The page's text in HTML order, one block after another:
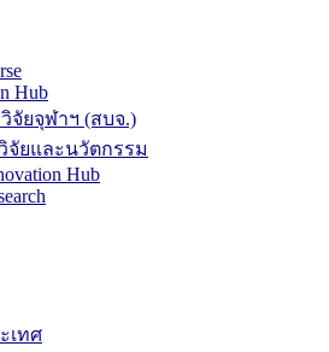
Hub
จัยจุฬาฯ (สบจ.)
จัยและนวัตกรรม
Hub
เทศ